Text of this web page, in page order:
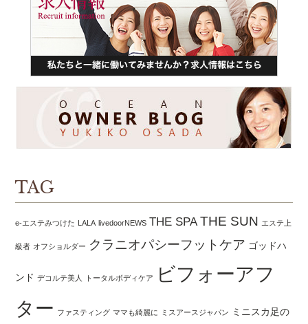
TAG
e-エステみつけた LALA livedoorNEWS THE SPA THE SUN エステ上
級者 オフショルダー クラニオパシーフットケア ゴッドハ
ンド デコルテ美人 トータルボディケア
ビフォーアフ
ター ファスティング ママも綺麗に ミスアースジャパン ミニスカ足の